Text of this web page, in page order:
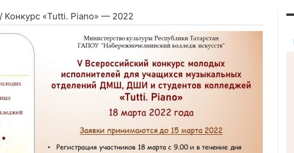
/ Конкурс «Tutti. Piano» — 2022